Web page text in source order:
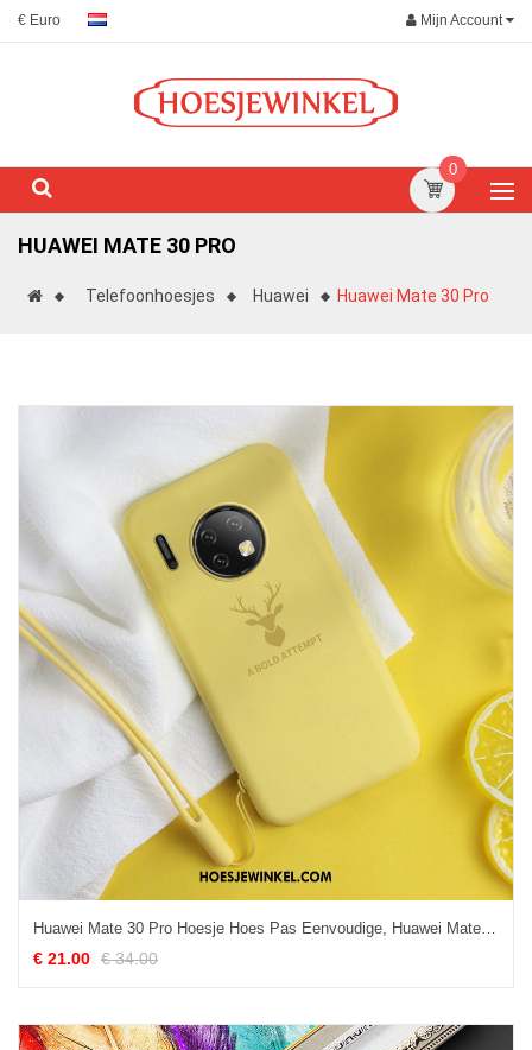
€ Euro Mijn Account
0
HUAWEI MATE 30 PRO
Telefoonhoesjes Huawei Huawei Mate 30 Pro
Huawei Mate 30 Pro Hoesje Hoes Pas Eenvoudige, Huawei Mate 30 Pro Hoesje Dun Hertachtigen
€ 21.00 € 34.00